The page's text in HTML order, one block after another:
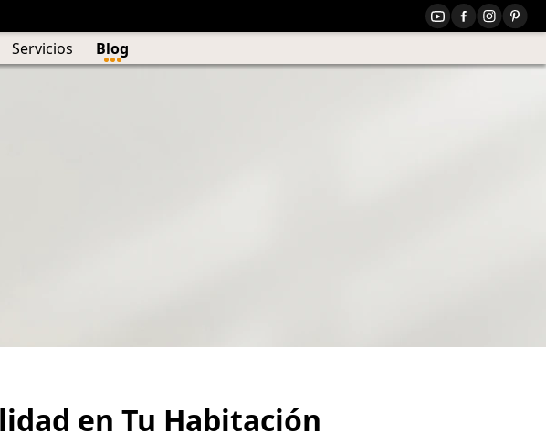
Servicios Blog
en Tu Habitación